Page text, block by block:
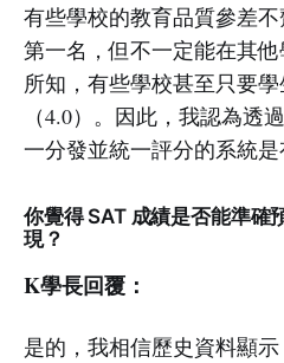
有些學校的教育品質參差
第一名，但不一定能在其
所知，有些學校甚至只要
（4.0）。因此，我認為透
一分發並統一評分的系統是
你覺得 SAT 成績是否能準確
現？
K學長回覆：
是的，我相信歷史資料顯